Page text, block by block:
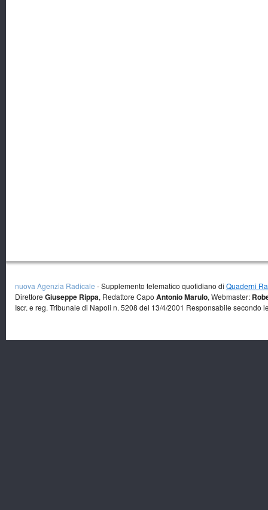
nuova Agenzia Radicale - Supplemento telematico quotidiano di Quaderni
Direttore Giuseppe Rippa, Redattore Capo Antonio Marulo, Webmaster:
Iscr. e reg. Tribunale di Napoli n. 5208 del 13/4/2001 Responsabile secondo